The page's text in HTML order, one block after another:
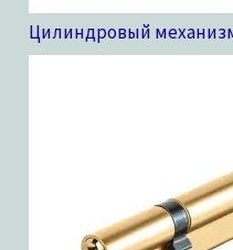
Цилиндровый механизм